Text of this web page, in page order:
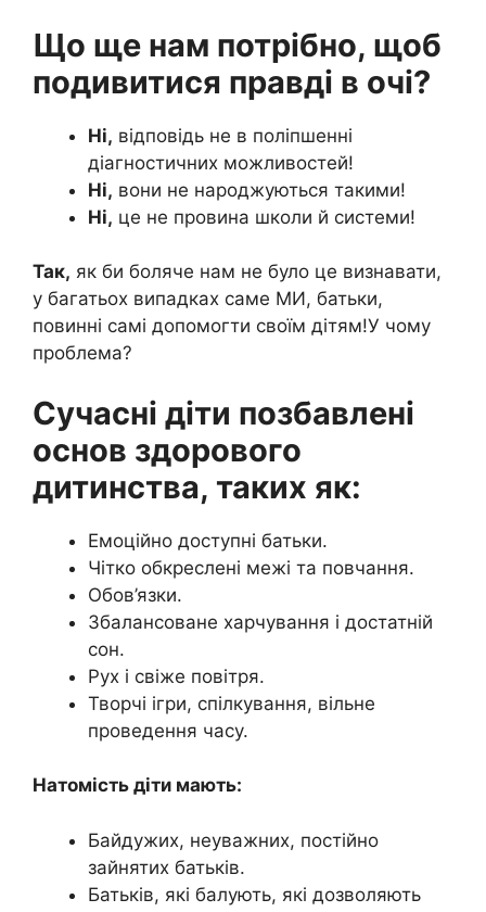
Що ще нам потрібно, щоб
подивитися правді в очі?
Ні, відповідь не в поліпшенні
діагностичних можливостей!
Ні, вони не народжуються такими!
Ні, це не провина школи й системи!
Так, як би боляче нам не було це визнавати,
у багатьох випадках саме МИ, батьки,
повинні самі допомогти своїм дітям!У чому
проблема?
Сучасні діти позбавлені
основ здорового
дитинства, таких як:
Емоційно доступні батьки.
Чітко обкреслені межі та повчання.
Обов’язки.
Збалансоване харчування і достатній
сон.
Рух і свіже повітря.
Творчі ігри, спілкування, вільне
проведення часу.
Натомість діти мають:
Байдужих, неуважних, постійно
зайнятих батьків.
Батьків, які балують, які дозволяють